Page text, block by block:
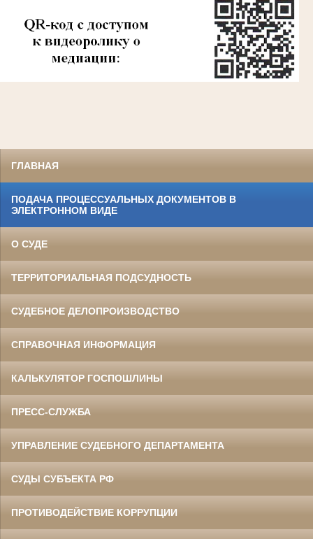
ГЛАВНАЯ
ПОДАЧА ПРОЦЕССУАЛЬНЫХ ДОКУМЕНТОВ В
ЭЛЕКТРОННОМ ВИДЕ
О СУДЕ
ТЕРРИТОРИАЛЬНАЯ ПОДСУДНОСТЬ
СУДЕБНОЕ ДЕЛОПРОИЗВОДСТВО
СПРАВОЧНАЯ ИНФОРМАЦИЯ
КАЛЬКУЛЯТОР ГОСПОШЛИНЫ
ПРЕСС-СЛУЖБА
УПРАВЛЕНИЕ СУДЕБНОГО ДЕПАРТАМЕНТА
СУДЫ СУБЪЕКТА РФ
ПРОТИВОДЕЙСТВИЕ КОРРУПЦИИ